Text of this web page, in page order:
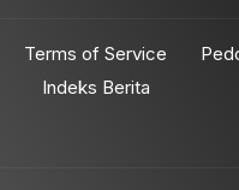
Terms of Service
Indeks Berita